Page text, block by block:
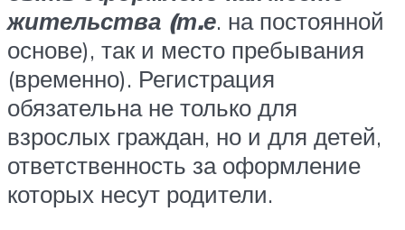
жительства (т.е. на постоянной
основе), так и место пребывания
(временно). Регистрация
обязательна не только для
взрослых граждан, но и для детей,
ответственность за оформление
которых несут родители.